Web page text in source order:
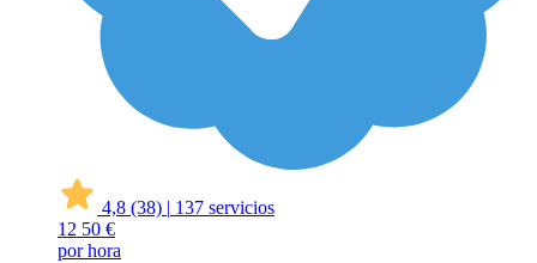
4,8 (38) | 137 servicios
12 50 €
por hora